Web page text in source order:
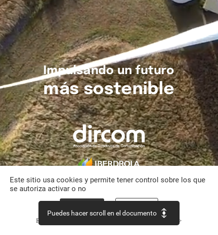
Este sitio usa cookies y permite tener control sobre los que
se autoriza activar o no
Política de confidencialidad Continuar sin aceptar >
Impulsando un futuro
más sostenible
Puedes hacer scroll en el documento